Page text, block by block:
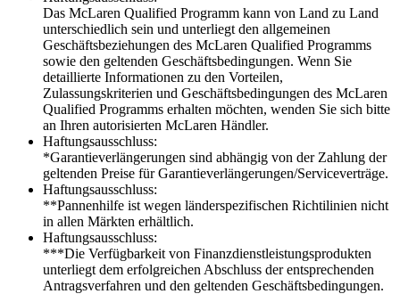
Das McLaren Qualified Programm kann von Land zu Land
unterschiedlich sein und unterliegt den allgemeinen
Geschäftsbeziehungen des McLaren Qualified Programms
sowie den geltenden Geschäftsbedingungen. Wenn Sie
detaillierte Informationen zu den Vorteilen,
Zulassungskriterien und Geschäftsbedingungen des McLaren
Qualified Programms erhalten möchten, wenden Sie sich bitte
an Ihren autorisierten McLaren Händler.
Haftungsausschluss:
*Garantieverlängerungen sind abhängig von der Zahlung der
geltenden Preise für Garantieverlängerungen/Serviceverträge.
Haftungsausschluss:
**Pannenhilfe ist wegen länderspezifischen Richtilinien nicht
in allen Märkten erhältlich.
Haftungsausschluss:
***Die Verfügbarkeit von Finanzdienstleistungsprodukten
unterliegt dem erfolgreichen Abschluss der entsprechenden
Antragsverfahren und den geltenden Geschäftsbedingungen.